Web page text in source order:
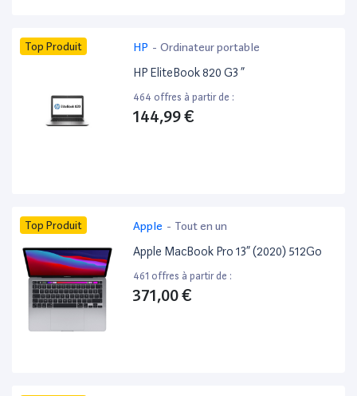
Top Produit HP - Ordinateur portable
HP EliteBook 820 G3 ”
464 offres à partir de :
144,99 €
Top Produit Apple - Tout en un
Apple MacBook Pro 13” (2020) 512Go
461 offres à partir de :
371,00 €